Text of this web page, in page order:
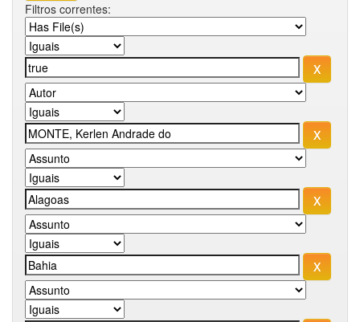
Filtros correntes: